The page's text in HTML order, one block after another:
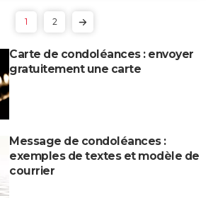
1 2
Carte de condoléances : envoyer
gratuitement une carte
Message de condoléances :
exemples de textes et modèle de
courrier